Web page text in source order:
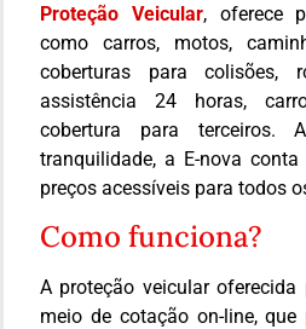
Proteção Veicular, oferece
como carros, motos,
coberturas para colisões,
assistência 24 horas,
cobertura para terceiros.
tranquilidade, a E-nova
preços acessíveis para todos
Como funciona?
A proteção veicular
meio de cotação on-line,